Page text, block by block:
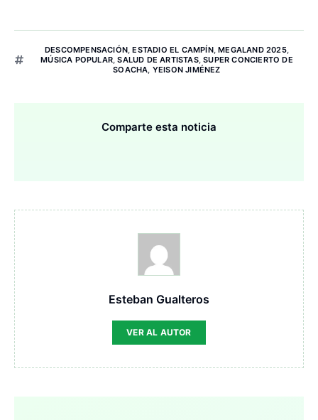
DESCOMPENSACIÓN,ESTADIO EL CAMPÍN,MEGALAND 2025,
MÚSICA POPULAR,SALUD DE ARTISTAS,SUPER CONCIERTO DE
SOACHA, YEISON JIMÉNEZ
Comparte esta noticia
Esteban Gualteros
VER AL AUTOR